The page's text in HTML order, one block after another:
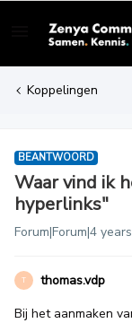
Koppelingen
BEANTWOORD
Waar vind ik
hyperlinks"
Forum|Forum|4
T
thomas.vdp
Bij het aanmaken